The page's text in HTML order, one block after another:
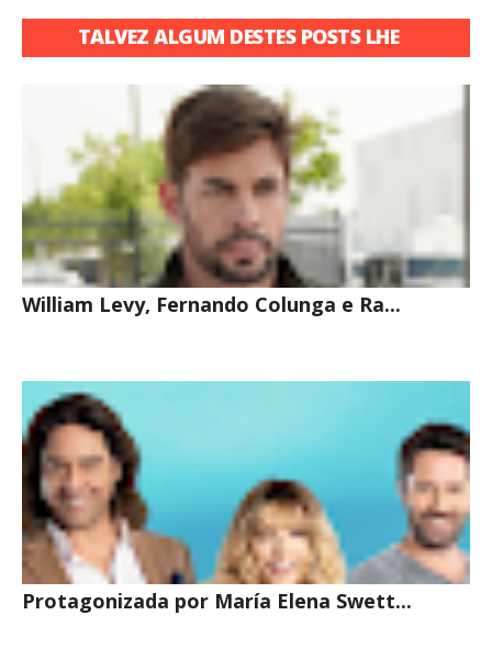
TALVEZ ALGUM DESTES POSTS LHE
William Levy, Fernando Colunga e Ra...
Protagonizada por María Elena Swett...